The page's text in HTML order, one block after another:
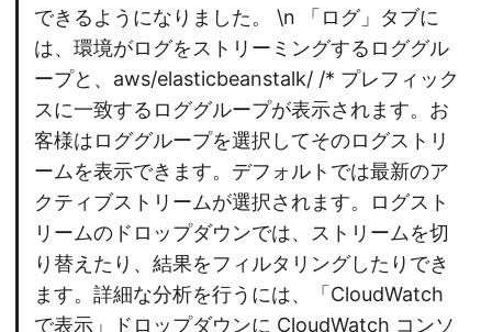
できるようになりました。 \n
「ログ」タブに
は、環境がログをストリーミングするロググル
ープと、aws/elasticbeanstalk/ /* プレフィック
スに一致するロググループが表示されます。お
客様はロググループを選択してそのログストリ
ームを表示できます。デフォルトでは最新のア
クティブストリームが選択されます。ログスト
リームのドロップダウンでは、ストリームを切
り替えたり、結果をフィルタリングしたりでき
ます。詳細な分析を行うには、「CloudWatch
で表示」ドロップダウンに CloudWatch コンソ